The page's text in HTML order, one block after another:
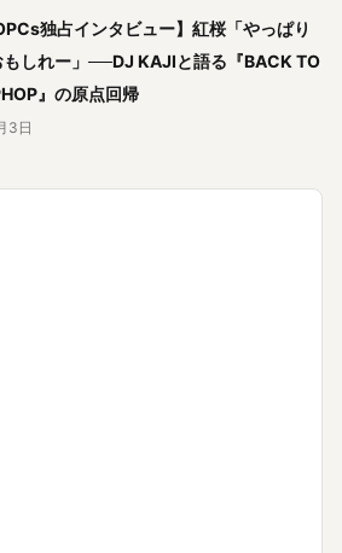
独占インタビュー】紅桜「やっぱり
もしれー」──DJ KAJIと語る『BACK TO
』の原点回帰
3日